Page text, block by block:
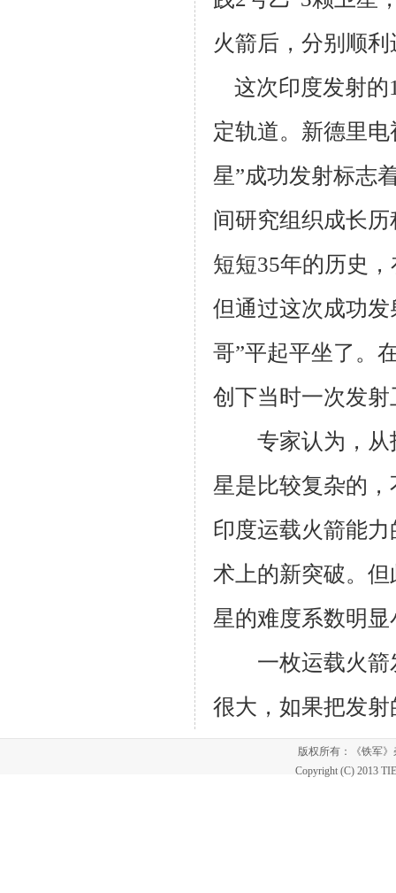
火箭后，分别顺
这次印度发射的
定轨道。新德里
星”成功发射标志
间研究组织成长
短短35年的历史
但通过这次成功
哥”平起平坐了。
创下当时一次发
专家认为，从
星是比较复杂的
印度运载火箭能
术上的新突破。
星的难度系数明
一枚运载火箭
很大，如果把发
版权所有：《铁军
Copyright (C) 2013